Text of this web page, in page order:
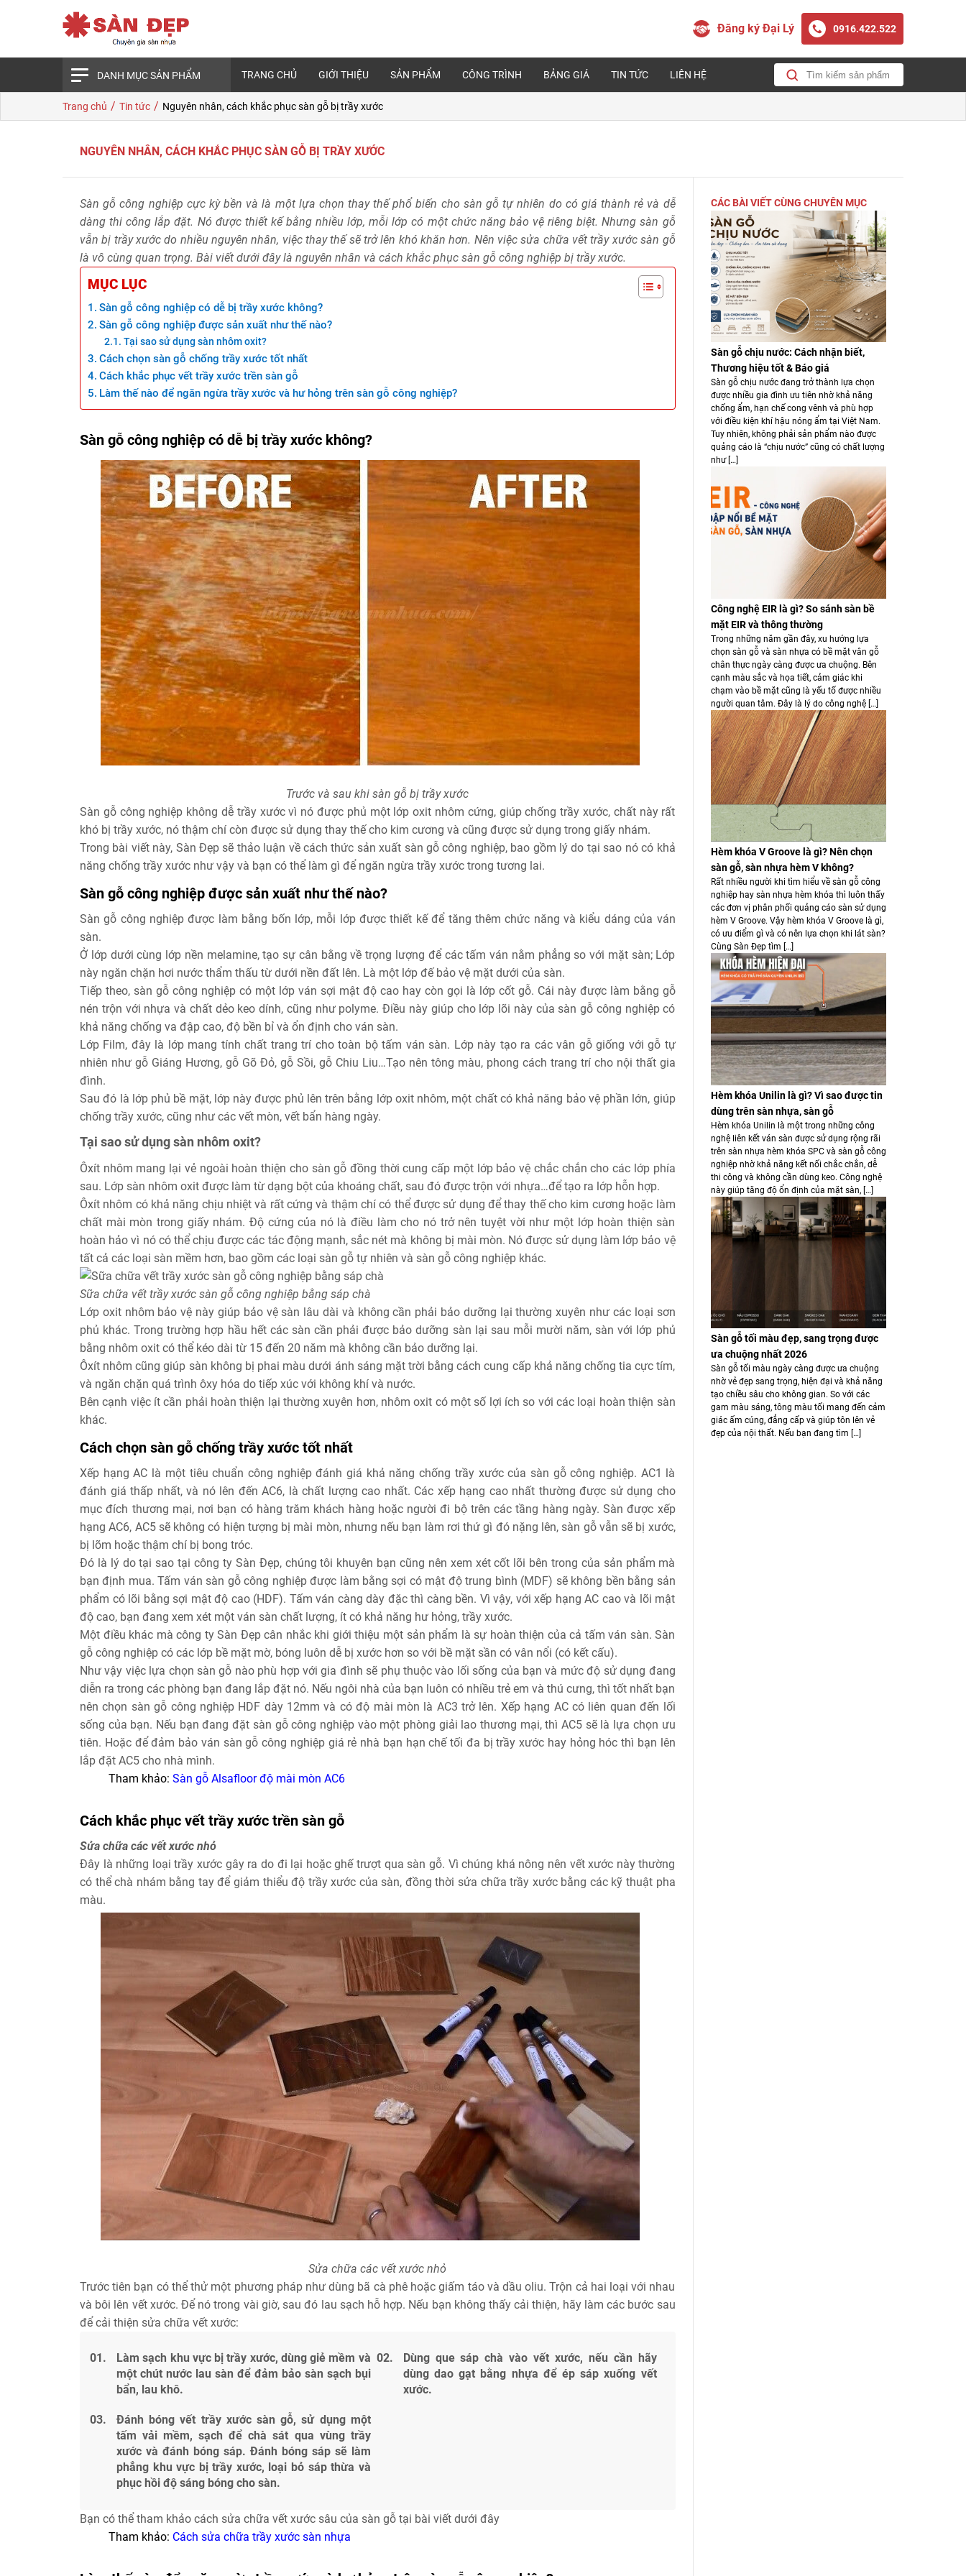
Đăng ký Đại Lý 0916.422.522
DANH MỤC SẢN PHẨM TRANG CHỦ GIỚI THIỆU SẢN PHẨM CÔNG TRÌNH BẢNG GIÁ TIN TỨC LIÊN HỆ
Trang chủ / Tin tức / Nguyên nhân, cách khắc phục sàn gỗ bị trầy xước
NGUYÊN NHÂN, CÁCH KHẮC PHỤC SÀN GỖ BỊ TRẦY XƯỚC
Sàn gỗ công nghiệp cực kỳ bền và là một lựa chọn thay thế phổ biến cho sàn gỗ tự nhiên do có giá thành rẻ và dễ
dàng thi công lắp đặt. Nó được thiết kế bằng nhiều lớp, mỗi lớp có một chức năng bảo vệ riêng biệt. Nhưng sàn gỗ
vẫn bị trầy xước do nhiều nguyên nhân, việc thay thế sẽ trở lên khó khăn hơn. Nên việc sửa chữa vết trầy xước sàn gỗ
là vô cùng quan trọng. Bài viết dưới đây là nguyên nhân và cách khắc phục sàn gỗ công nghiệp bị trầy xước.
MỤC LỤC
Sàn gỗ công nghiệp có dễ bị trầy xước không?
Sàn gỗ công nghiệp được sản xuất như thế nào?
Tại sao sử dụng sàn nhôm oxit?
Cách chọn sàn gỗ chống trầy xước tốt nhất
Cách khắc phục vết trầy xước trền sàn gỗ
Làm thế nào để ngăn ngừa trầy xước và hư hỏng trên sàn gỗ công nghiệp?
Sàn gỗ công nghiệp có dễ bị trầy xước không?
Trước và sau khi sàn gỗ bị trầy xước
Sàn gỗ công nghiệp không dễ trầy xước vì nó được phủ một lớp oxit nhôm cứng, giúp chống trầy xước, chất này rất
khó bị trầy xước, nó thậm chí còn được sử dụng thay thế cho kim cương và cũng được sử dụng trong giấy nhám.
Trong bài viết này, Sàn Đẹp sẽ thảo luận về cách thức sản xuất sàn gỗ công nghiệp, bao gồm lý do tại sao nó có khả
năng chống trầy xước như vậy và bạn có thể làm gì để ngăn ngừa trầy xước trong tương lai.
Sàn gỗ công nghiệp được sản xuất như thế nào?
Sàn gỗ công nghiệp được làm bằng bốn lớp, mỗi lớp được thiết kế để tăng thêm chức năng và kiểu dáng của ván
sàn.
Ở lớp dưới cùng lớp nền melamine, tạo sự cân bằng về trọng lượng để các tấm ván nằm phẳng so với mặt sàn; Lớp
này ngăn chặn hơi nước thẩm thấu từ dưới nền đất lên. Là một lớp đế bảo vệ mặt dưới của sàn.
Tiếp theo, sàn gỗ công nghiệp có một lớp ván sợi mật độ cao hay còn gọi là lớp cốt gỗ. Cái này được làm bằng gỗ
nén trộn với nhựa và chất dẻo keo dính, cũng như polyme. Điều này giúp cho lớp lõi này của sàn gỗ công nghiệp có
khả năng chống va đập cao, độ bền bỉ và ổn định cho ván sàn.
Lớp Film, đây là lớp mang tính chất trang trí cho toàn bộ tấm ván sàn. Lớp này tạo ra các vân gỗ giống với gỗ tự
nhiên như gỗ Giáng Hương, gỗ Gõ Đỏ, gỗ Sồi, gỗ Chiu Liu…Tạo nên tông màu, phong cách trang trí cho nội thất gia
đình.
Sau đó là lớp phủ bề mặt, lớp này được phủ lên trên bằng lớp oxit nhôm, một chất có khả năng bảo vệ phần lớn, giúp
chống trầy xước, cũng như các vết mòn, vết bẩn hàng ngày.
Tại sao sử dụng sàn nhôm oxit?
Ôxít nhôm mang lại vẻ ngoài hoàn thiện cho sàn gỗ đồng thời cung cấp một lớp bảo vệ chắc chắn cho các lớp phía
sau. Lớp sàn nhôm oxit được làm từ dạng bột của khoáng chất, sau đó được trộn với nhựa…để tạo ra lớp hỗn hợp.
Ôxít nhôm có khả năng chịu nhiệt và rất cứng và thậm chí có thể được sử dụng để thay thế cho kim cương hoặc làm
chất mài mòn trong giấy nhám. Độ cứng của nó là điều làm cho nó trở nên tuyệt vời như một lớp hoàn thiện sàn
hoàn hảo vì nó có thể chịu được các tác động mạnh, sắc nét mà không bị mài mòn. Nó được sử dụng làm lớp bảo vệ
tất cả các loại sàn mềm hơn, bao gồm các loại sàn gỗ tự nhiên và sàn gỗ công nghiệp khác.
Sữa chữa vết trầy xước sàn gỗ công nghiệp bằng sáp chà
Lớp oxit nhôm bảo vệ này giúp bảo vệ sàn lâu dài và không cần phải bảo dưỡng lại thường xuyên như các loại sơn
phủ khác. Trong trường hợp hầu hết các sàn cần phải được bảo dưỡng sàn lại sau mỗi mười năm, sàn với lớp phủ
bằng nhôm oxit có thể kéo dài từ 15 đến 20 năm mà không cần bảo dưỡng lại.
Ôxít nhôm cũng giúp sàn không bị phai màu dưới ánh sáng mặt trời bằng cách cung cấp khả năng chống tia cực tím,
và ngăn chặn quá trình ôxy hóa do tiếp xúc với không khí và nước.
Bên cạnh việc ít cần phải hoàn thiện lại thường xuyên hơn, nhôm oxit có một số lợi ích so với các loại hoàn thiện sàn
khác.
Cách chọn sàn gỗ chống trầy xước tốt nhất
Xếp hạng AC là một tiêu chuẩn công nghiệp đánh giá khả năng chống trầy xước của sàn gỗ công nghiệp. AC1 là
đánh giá thấp nhất, và nó lên đến AC6, là chất lượng cao nhất. Các xếp hạng cao nhất thường được sử dụng cho
mục đích thương mại, nơi bạn có hàng trăm khách hàng hoặc người đi bộ trên các tầng hàng ngày. Sàn được xếp
hạng AC6, AC5 sẽ không có hiện tượng bị mài mòn, nhưng nếu bạn làm rơi thứ gì đó nặng lên, sàn gỗ vẫn sẽ bị xước,
bị lõm hoặc thậm chí bị bong tróc.
Đó là lý do tại sao tại công ty Sàn Đẹp, chúng tôi khuyên bạn cũng nên xem xét cốt lõi bên trong của sản phẩm mà
bạn định mua. Tấm ván sàn gỗ công nghiệp được làm bằng sợi có mật độ trung bình (MDF) sẽ không bền bằng sản
phẩm có lõi bằng sợi mật độ cao (HDF). Tấm ván càng dày đặc thì càng bền. Vì vậy, với xếp hạng AC cao và lõi mật
độ cao, bạn đang xem xét một ván sàn chất lượng, ít có khả năng hư hỏng, trầy xước.
Một điều khác mà công ty Sàn Đẹp cân nhắc khi giới thiệu một sản phẩm là sự hoàn thiện của cả tấm ván sàn. Sàn
gỗ công nghiệp có các lớp bề mặt mờ, bóng luôn dễ bị xước hơn so với bề mặt sần có vân nổi (có kết cấu).
Như vậy việc lựa chọn sàn gỗ nào phù hợp với gia đình sẽ phụ thuộc vào lối sống của bạn và mức độ sử dụng đang
diễn ra trong các phòng bạn đang lắp đặt nó. Nếu ngôi nhà của bạn luôn có nhiều trẻ em và thú cưng, thì tốt nhất bạn
nên chọn sàn gỗ công nghiệp HDF dày 12mm và có độ mài mòn là AC3 trở lên. Xếp hạng AC có liên quan đến lối
sống của bạn. Nếu bạn đang đặt sàn gỗ công nghiệp vào một phòng giải lao thương mại, thì AC5 sẽ là lựa chọn ưu
tiên. Hoặc để đảm bảo ván sàn gỗ công nghiệp giá rẻ nhà bạn hạn chế tối đa bị trầy xước hay hỏng hóc thì bạn lên
lắp đặt AC5 cho nhà mình.
Tham khảo: Sàn gỗ Alsafloorđộ mài mòn AC6
Cách khắc phục vết trầy xước trền sàn gỗ
Sửa chữa các vết xước nhỏ
Đây là những loại trầy xước gây ra do đi lại hoặc ghế trượt qua sàn gỗ. Vì chúng khá nông nên vết xước này thường
có thể chà nhám bằng tay để giảm thiểu độ trầy xước của sàn, đồng thời sửa chữa trầy xước bằng các kỹ thuật pha
màu.
Sửa chữa các vết xước nhỏ
Trước tiên bạn có thể thử một phương pháp như dùng bã cà phê hoặc giấm táo và dầu oliu. Trộn cả hai loại với nhau
và bôi lên vết xước. Để nó trong vài giờ, sau đó lau sạch hỗ hợp. Nếu bạn không thấy cải thiện, hãy làm các bước sau
để cải thiện sửa chữa vết xước:
Làm sạch khu vực bị trầy xước, dùng giẻ mềm và
một chút nước lau sàn để đảm bảo sàn sạch bụi
bẩn, lau khô.
Dùng que sáp chà vào vết xước, nếu cần hãy
dùng dao gạt bằng nhựa để ép sáp xuống vết
xước.
Đánh bóng vết trầy xước sàn gỗ, sử dụng một
tấm vải mềm, sạch để chà sát qua vùng trầy
xước và đánh bóng sáp. Đánh bóng sáp sẽ làm
phẳng khu vực bị trầy xước, loại bỏ sáp thừa và
phục hồi độ sáng bóng cho sàn.
Bạn có thể tham khảo cách sửa chữa vết xước sâu của sàn gỗ tại bài viết dưới đây
Tham khảo: Cách sửa chữa trầy xước sàn nhựa
CÁC BÀI VIẾT CÙNG CHUYÊN MỤC
Sàn gỗ chịu nước: Cách nhận biết,
Thương hiệu tốt & Báo giá
Sàn gỗ chịu nước đang trở thành lựa chọn
được nhiều gia đình ưu tiên nhờ khả năng
chống ẩm, hạn chế cong vênh và phù hợp
với điều kiện khí hậu nóng ẩm tại Việt Nam.
Tuy nhiên, không phải sản phẩm nào được
quảng cáo là “chịu nước” cũng có chất lượng
như […]
Công nghệ EIR là gì? So sánh sàn bề
mặt EIR và thông thường
Trong những năm gần đây, xu hướng lựa
chọn sàn gỗ và sàn nhựa có bề mặt vân gỗ
chân thực ngày càng được ưa chuộng. Bên
cạnh màu sắc và họa tiết, cảm giác khi
chạm vào bề mặt cũng là yếu tố được nhiều
người quan tâm. Đây là lý do công nghệ […]
Hèm khóa V Groove là gì? Nên chọn
sàn gỗ, sàn nhựa hèm V không?
Rất nhiều người khi tìm hiểu về sàn gỗ công
nghiệp hay sàn nhựa hèm khóa thì luôn thấy
các đơn vị phân phối quảng cáo sàn sử dụng
hèm V Groove. Vậy hèm khóa V Groove là gì,
có ưu điểm gì và có nên lựa chọn khi lát sàn?
Cùng Sàn Đẹp tìm […]
Hèm khóa Unilin là gì? Vì sao được tin
dùng trên sàn nhựa, sàn gỗ
Hèm khóa Unilin là một trong những công
nghệ liên kết ván sàn được sử dụng rộng rãi
trên sàn nhựa hèm khóa SPC và sàn gỗ công
nghiệp nhờ khả năng kết nối chắc chắn, dễ
thi công và không cần dùng keo. Công nghệ
này giúp tăng độ ổn định của mặt sàn, […]
Sàn gỗ tối màu đẹp, sang trọng được
ưa chuộng nhất 2026
Sàn gỗ tối màu ngày càng được ưa chuộng
nhờ vẻ đẹp sang trọng, hiện đại và khả năng
tạo chiều sâu cho không gian. So với các
gam màu sáng, tông màu tối mang đến cảm
giác ấm cúng, đẳng cấp và giúp tôn lên vẻ
đẹp của nội thất. Nếu bạn đang tìm […]